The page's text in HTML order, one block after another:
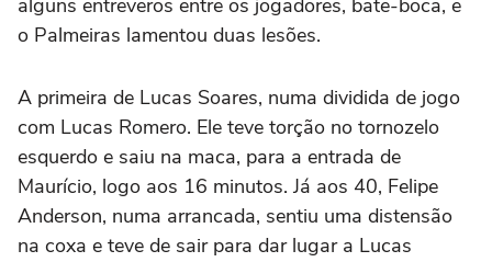
alguns entreveros entre os jogadores, bate-boca, e
o Palmeiras lamentou duas lesões.
A primeira de Lucas Soares, numa dividida de jogo
com Lucas Romero. Ele teve torção no tornozelo
esquerdo e saiu na maca, para a entrada de
Maurício, logo aos 16 minutos. Já aos 40, Felipe
Anderson, numa arrancada, sentiu uma distensão
na coxa e teve de sair para dar lugar a Lucas